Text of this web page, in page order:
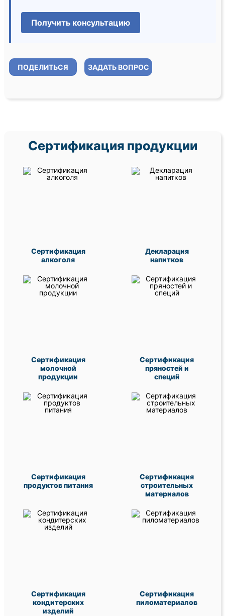
Получить консультацию
ПОДЕЛИТЬСЯ ЗАДАТЬ ВОПРОС
Сертификация продукции
Сертификация
алкоголя
Декларация
напитков
Сертификация
молочной
продукции
Сертификация
пряностей и
специй
Сертификация
продуктов питания
Сертификация
строительных
материалов
Сертификация
кондитерских
изделий
Сертификация
пиломатериалов